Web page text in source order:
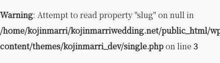
Warning: Attempt to read property "slug" on null in
/home/kojinmarri/kojinmarriwedding.net/public_html/
content/themes/kojinmarri_dev/single.phpon line 3